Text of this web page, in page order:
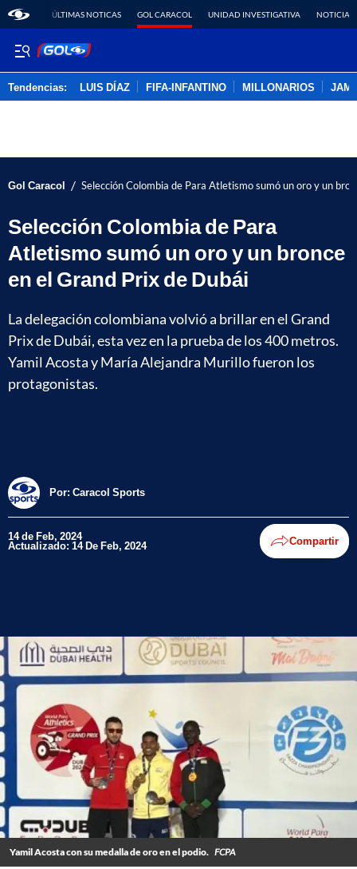
ÚLTIMAS NOTICAS GOL CARACOL UNIDAD INVESTIGATIVA NOTICIAS
Tendencias: LUIS DÍAZ FIFA-INFANTINO MILLONARIOS
Gol Caracol / Selección Colombia de Para Atletismo sumó un oro y un
Selección Colombia de Para
Atletismo sumó un oro y un bronce
en el Grand Prix de Dubái
La delegación colombiana volvió a brillar en el Grand
Prix de Dubái, esta vez en la prueba de los 400 metros.
Yamil Acosta y María Alejandra Murillo fueron los
protagonistas.
Por: Caracol Sports
14 de Feb, 2024
Actualizado: 14 De Feb, 2024 Compartir
Yamil Acosta con su medalla de oro en el podio. FCPA